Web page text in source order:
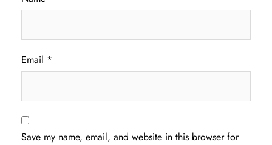
Email *
Save my name, email, and website in this browser for